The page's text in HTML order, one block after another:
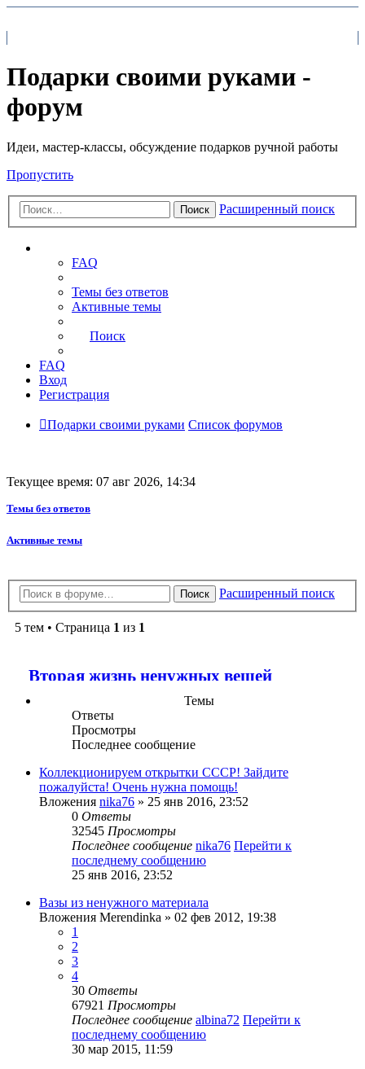
Подарки своими руками -
форум
Идеи, мастер-классы, обсуждение подарков ручной работы
Пропустить
Поиск Расширенный поиск
FAQ
Темы без ответов
Активные темы
Поиск
FAQ
Вход
Регистрация
Подарки своими руками Список форумов
Текущее время: 07 авг 2026, 14:34
Темы без ответов
Активные темы
Поиск Расширенный поиск
5 тем • Страница 1 из 1
Вторая жизнь ненужных вещей
Темы
Ответы
Просмотры
Последнее сообщение
Коллекционируем открытки СССР! Зайдите
пожалуйста! Очень нужна помощь!
Вложения nika76 » 25 янв 2016, 23:52
0 Ответы
32545 Просмотры
Последнее сообщение nika76 Перейти к
последнему сообщению
25 янв 2016, 23:52
Вазы из ненужного материала
Вложения Merendinka » 02 фев 2012, 19:38
1
2
3
4
30 Ответы
67921 Просмотры
Последнее сообщение albina72 Перейти к
последнему сообщению
30 мар 2015, 11:59